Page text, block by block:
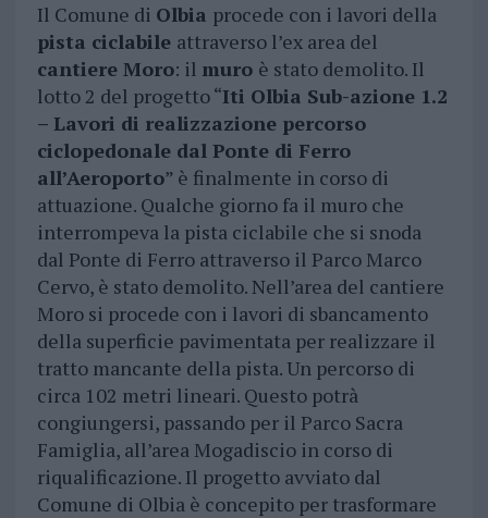
Il Comune di Olbia procede con i lavori della
pista ciclabile attraverso l’ex area del
cantiere Moro: il muro è stato demolito. Il
lotto 2 del progetto “Iti Olbia Sub-azione 1.2
– Lavori di realizzazione percorso
ciclopedonale dal Ponte di Ferro
all’Aeroporto” è finalmente in corso di
attuazione. Qualche giorno fa il muro che
interrompeva la pista ciclabile che si snoda
dal Ponte di Ferro attraverso il Parco Marco
Cervo, è stato demolito. Nell’area del cantiere
Moro si procede con i lavori di sbancamento
della superficie pavimentata per realizzare il
tratto mancante della pista. Un percorso di
circa 102 metri lineari. Questo potrà
congiungersi, passando per il Parco Sacra
Famiglia, all’area Mogadiscio in corso di
riqualificazione. Il progetto avviato dal
Comune di Olbia è concepito per trasformare